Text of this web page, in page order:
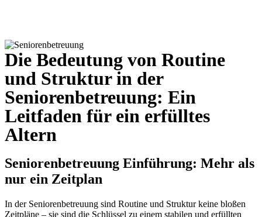
Die Bedeutung von Routine
und Struktur in der
Seniorenbetreuung: Ein
Leitfaden für ein erfülltes
Altern
Seniorenbetreuung Einführung: Mehr als
nur ein Zeitplan
In der Seniorenbetreuung sind Routine und Struktur keine bloßen
Zeitpläne – sie sind die Schlüssel zu einem stabilen und erfüllten